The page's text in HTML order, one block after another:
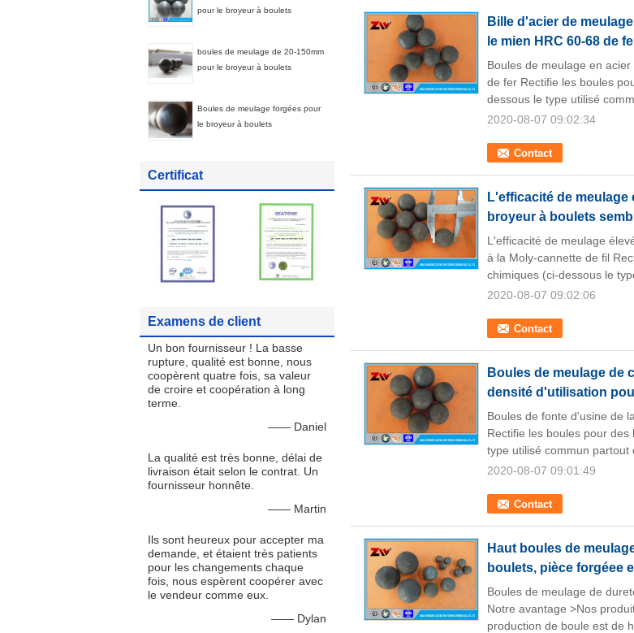
pour le broyeur à boulets
boules de meulage de 20-150mm
pour le broyeur à boulets
Boules de meulage forgées pour
le broyeur à boulets
Certificat
Examens de client
Un bon fournisseur ! La basse
rupture, qualité est bonne, nous
coopèrent quatre fois, sa valeur
de croire et coopération à long
terme.
—— Daniel
La qualité est très bonne, délai de
livraison était selon le contrat. Un
fournisseur honnête.
—— Martin
Ils sont heureux pour accepter ma
demande, et étaient très patients
pour les changements chaque
fois, nous espèrent coopérer avec
le vendeur comme eux.
—— Dylan
Bille d'acier de
le mien HRC 60-68 de
Contact
Boules de meulage en
de fer Rectifie les boules
dessous le type utilisé
2020-08-07 09:02:34
L'efficacité de
broyeur à boulets
Contact
L'efficacité de meulage
à la Moly-cannette de fil
chimiques (ci-dessous le
2020-08-07 09:02:06
Boules de meulage de
densité d'utilisation
Contact
Boules de fonte d'usine de
Rectifie les boules pour
type utilisé commun partout
2020-08-07 09:01:49
Haut boules de
boulets, pièce forgéee
Boules de meulage de
Notre avantage >Nos
production de boule est de